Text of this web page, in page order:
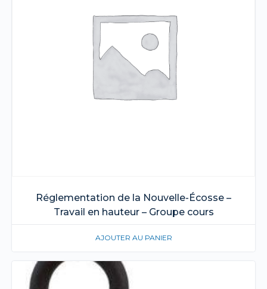
Réglementation de la Nouvelle-Écosse –
Travail en hauteur – Groupe cours
AJOUTER AU PANIER